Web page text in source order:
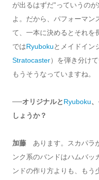
が出るはずだ”っていうの
よ。だから、パフォーマン
て、一本に決めるとそれを
ではRyubokuとメイドイン
Stratocaster）を弾き分け
もうそうなっていますね。
──オリジナルとRyuboku
しょうか？
加藤あります。スカパラ
ンク系のバンドはハムバッ
ンドの作り方よりも、もう